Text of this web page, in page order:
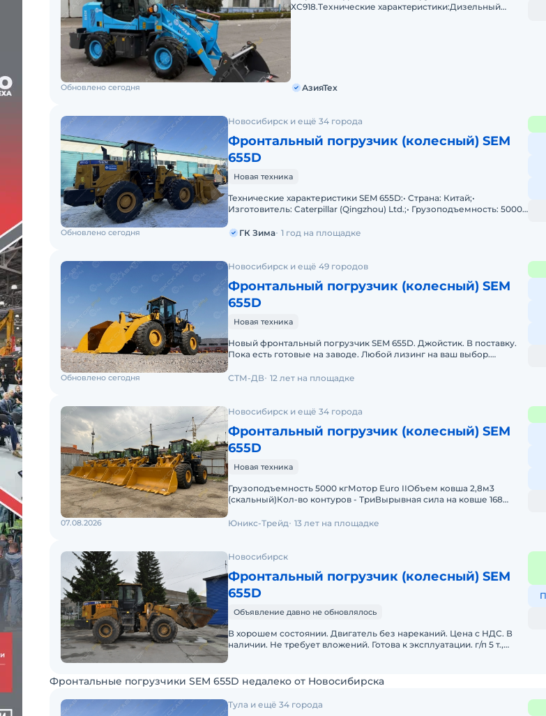
ХС918.Tеxничеcкие хаpактeриcтики:Дизeльный
Обновлено сегодня АзияТех
Новосибирск и ещё 34 города
Фронтальный погрузчик (колесный) SEM
655D
Новая техника
Технические характеристики SEM 655D:• Страна: Китай;•
Изготовитель: Caterpillar (Qingzhou) Ltd.;• Грузоподъемность: 5000
Обновлено сегодня ГК Зима 1 год на площадке
Новосибирск и ещё 49 городов
Фронтальный погрузчик (колесный) SEM
655D
Новая техника
Новый фронтальный погрузчик SEM 655D. Джойстик. В поставку.
Пока есть готовые на заводе. Любой лизинг на ваш выбор.
Обновлено сегодня СТМ-ДВ 12 лет на площадке
Новосибирск и ещё 34 города
Фронтальный погрузчик (колесный) SEM
655D
Новая техника
Грузоподъемность 5000 кгМотор Euro IIОбъем ковша 2,8м3
(скальный)Кол-во контуров - ТриВырывная сила на ковше 168
07.08.2026 Юникс-Трейд 13 лет на площадке
Новосибирск
Фронтальный погрузчик (колесный) SEM
655D
Объявление давно не обновлялось
В хорошем состоянии. Двигатель без нареканий. Цена с НДС. В
наличии. Не требует вложений. Готова к эксплуатации. г/п 5 т.,
Фронтальные погрузчики SEM 655D недалеко от Новосибирска
Тула и ещё 34 города